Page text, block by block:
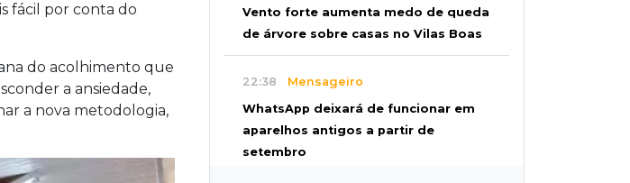
fácil por conta do
do acolhimento que
a ansiedade,
a nova metodologia,
Vento forte aumenta medo de queda
de árvore sobre casas no Vilas Boas
22:38 Mensageiro
WhatsApp deixará de funcionar em
aparelhos antigos a partir de
setembro